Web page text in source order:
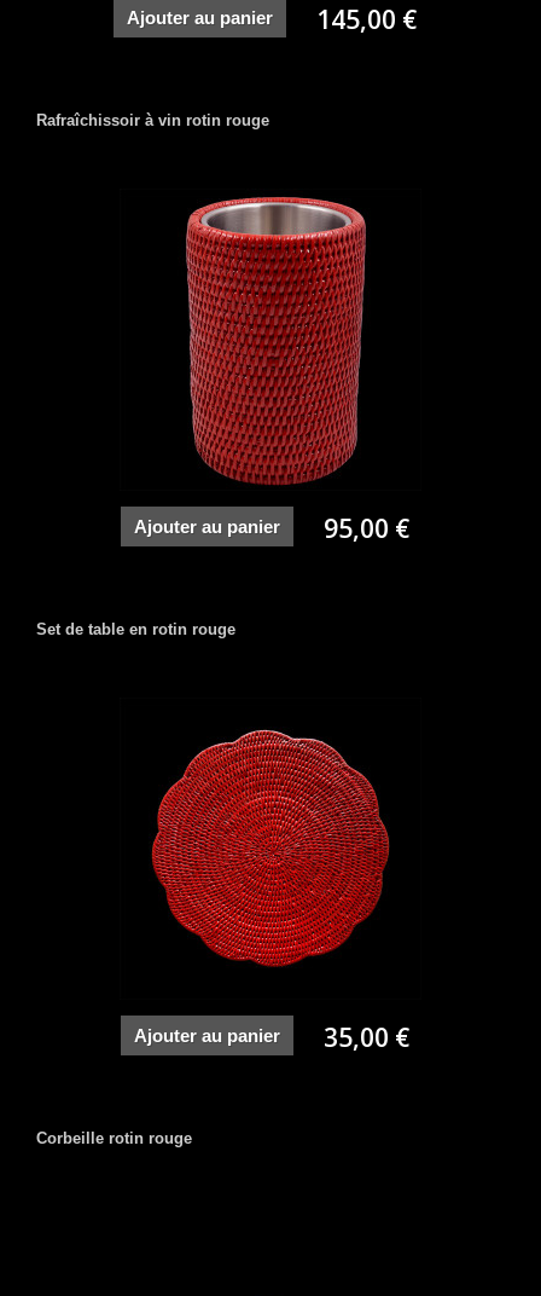
Ajouter au panier 145,00 €
Rafraîchissoir à vin rotin rouge
Ajouter au panier 95,00 €
Set de table en rotin rouge
Ajouter au panier 35,00 €
Corbeille rotin rouge